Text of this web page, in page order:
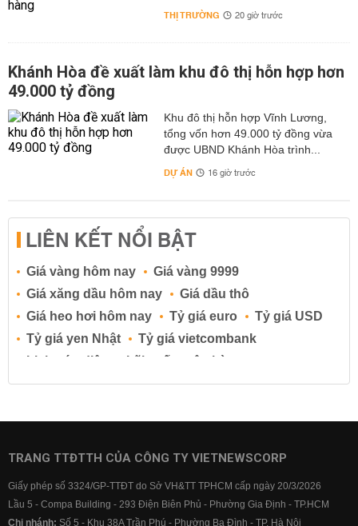
THỊ TRƯỜNG 20 giờ trước
Khánh Hòa đề xuất làm khu đô thị hỗn hợp hơn
49.000 tỷ đồng
Khu đô thị hỗn hợp Vĩnh Lương,
tổng vốn hơn 49.000 tỷ đồng vừa
được UBND Khánh Hòa trình...
DỰ ÁN 16 giờ trước
LIÊN KẾT NỔI BẬT
Giá vàng hôm nay
Giá vàng 9999
Giá xăng dầu hôm nay
Giá dầu thô
Giá heo hơi hôm nay
Tỷ giá euro
Tỷ giá USD
Tỷ giá yen Nhật
Tỷ giá vietcombank
Lịch cúp điện
Lãi suất ngân hàng
Lãi suất tiết kiệm
Lãi suất tiền gửi
Lãi suất ngân hàng BIDV
Lãi suất ngân hàng Vietcombank
TRANG TTĐTTH CỦA CÔNG TY VIETNEWSCORP
Giấy phép số 3324/GP-TTĐT do Sở VH&TT TPHCM cấp ngày 20/3/2026
Lầu 5 - Compa Building - 293 Điện Biên Phủ - Phường Gia Định - TP.HCM
Chi nhánh: Số 5 - Khu 38A Trần Phú - Phường Ba Đình - TP. Hà Nội